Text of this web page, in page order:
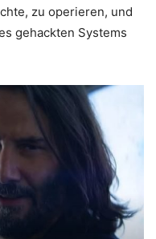
zu operieren, und
gehackten Systems